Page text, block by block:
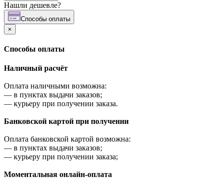
Нашли дешевле?
Cпособы оплаты
×
Cпособы оплаты
Наличный расчёт
Оплата наличными возможна:
— в пунктах выдачи заказов;
— курьеру при получении заказа.
Банковской картой при получении
Оплата банковской картой возможна:
— в пунктах выдачи заказов;
— курьеру при получении заказа;
Моментальная онлайн-оплата